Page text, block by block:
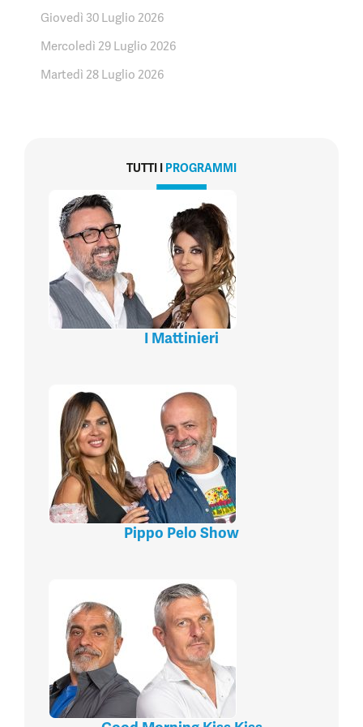
Giovedì 30 Luglio 2026
Mercoledì 29 Luglio 2026
Martedì 28 Luglio 2026
TUTTI I PROGRAMMI
I Mattinieri
Pippo Pelo Show